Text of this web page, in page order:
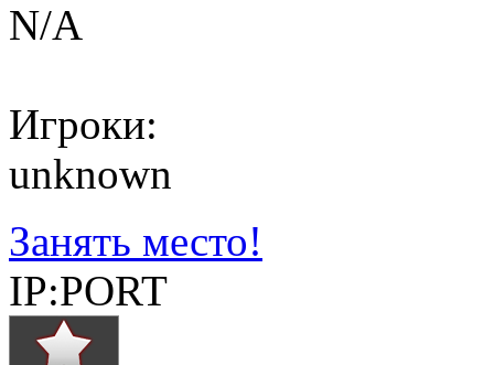
N/A
Игроки:
unknown
Занять место!
IP:PORT